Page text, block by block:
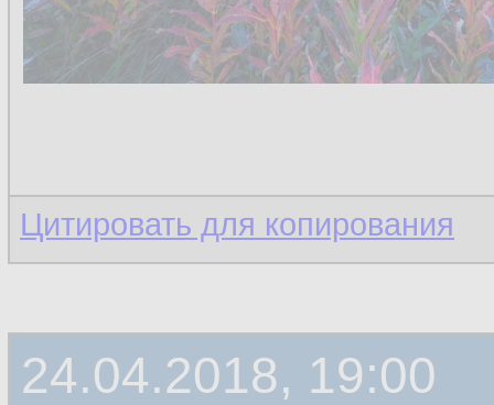
Цитировать для копирования
24.04.2018, 19:00